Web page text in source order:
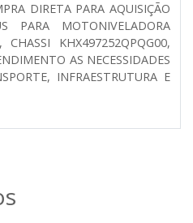
DIRETA PARA AQUISIÇÃO
PARA MOTONIVELADORA
KHX497252QPQG00,
AS NECESSIDADES
INFRAESTRUTURA E